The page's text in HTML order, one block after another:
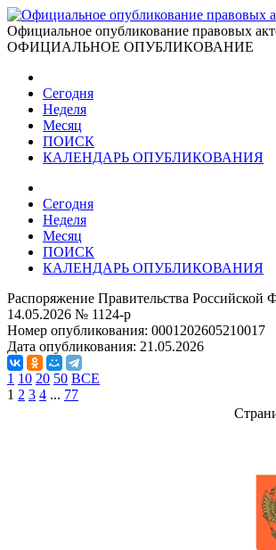
Официальное опубликование правовых
ОФИЦИАЛЬНОЕ ОПУБЛИКОВАНИЕ
Сегодня
Неделя
Месяц
ПОИСК
КАЛЕНДАРЬ ОПУБЛИКОВАНИЯ
Сегодня
Неделя
Месяц
ПОИСК
КАЛЕНДАРЬ ОПУБЛИКОВАНИЯ
Распоряжение Правительства Российской
14.05.2026 № 1124-р
Номер опубликования: 0001202605210017
Дата опубликования: 21.05.2026
1 10 20 50 ВСЕ
1 2 3 4 ... 77